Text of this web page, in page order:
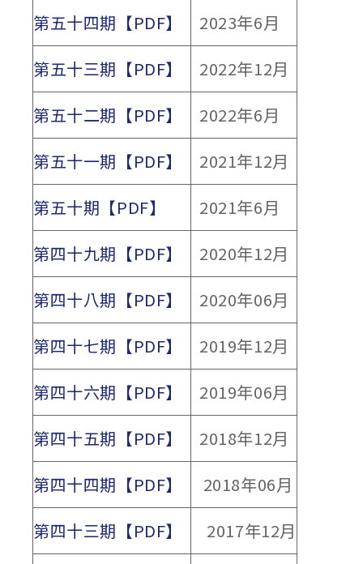
第五十四期【PDF】
2023年6月
第五十三期【PDF】
2022年12月
第五十二期【PDF】
2022年6月
第五十一期【PDF】
2021年12月
第五十期【PDF】
2021年6月
第四十九期【PDF】
2020年12月
第四十八期【PDF】
2020年06月
第四十七期【PDF】
2019年12月
第四十六期【PDF】
2019年06月
第四十五期【PDF】
2018年12月
第四十四期【PDF】
2018年06月
第四十三期【PDF】
2017年12月